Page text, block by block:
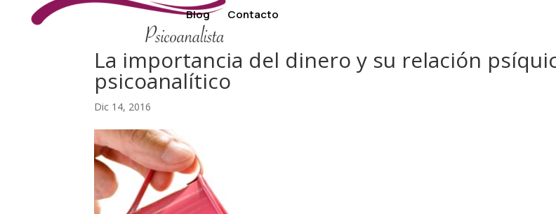
Blog Contacto
La importancia del dinero y su relación
psicoanalítico
Dic 14, 2016